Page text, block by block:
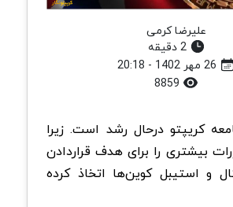
علیرضا کرمی
2 دقیقه
کریپتو درحال رشد است. زیرا
بیشتری را برای هدف قراردادن
و استیبل کوین‌ها اتخاذ کرده